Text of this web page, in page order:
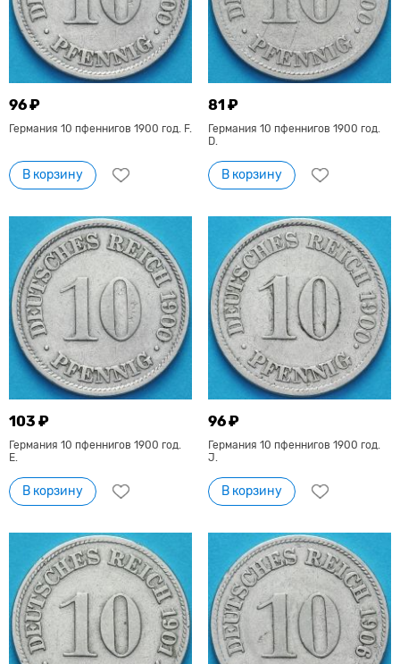
96 ₽
Германия 10 пфеннигов 1900 год. F.
В корзину
81 ₽
Германия 10 пфеннигов 1900 год.
D.
В корзину
103 ₽
Германия 10 пфеннигов 1900 год.
Е.
В корзину
96 ₽
Германия 10 пфеннигов 1900 год.
J.
В корзину